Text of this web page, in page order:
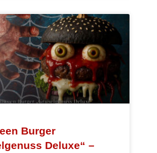
Burger
Deluxe“ –